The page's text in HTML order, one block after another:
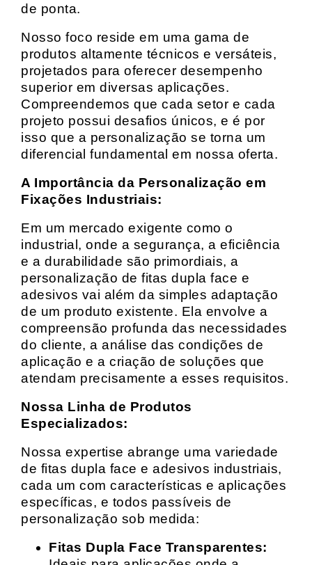
de ponta.
Nosso foco reside em uma gama de
produtos altamente técnicos e versáteis,
projetados para oferecer desempenho
superior em diversas aplicações.
Compreendemos que cada setor e cada
projeto possui desafios únicos, e é por
isso que a personalização se torna um
diferencial fundamental em nossa oferta.
A Importância da Personalização em
Fixações Industriais:
Em um mercado exigente como o
industrial, onde a segurança, a eficiência
e a durabilidade são primordiais, a
personalização de fitas dupla face e
adesivos vai além da simples adaptação
de um produto existente. Ela envolve a
compreensão profunda das necessidades
do cliente, a análise das condições de
aplicação e a criação de soluções que
atendam precisamente a esses requisitos.
Nossa Linha de Produtos
Especializados:
Nossa expertise abrange uma variedade
de fitas dupla face e adesivos industriais,
cada um com características e aplicações
específicas, e todos passíveis de
personalização sob medida:
Fitas Dupla Face Transparentes: